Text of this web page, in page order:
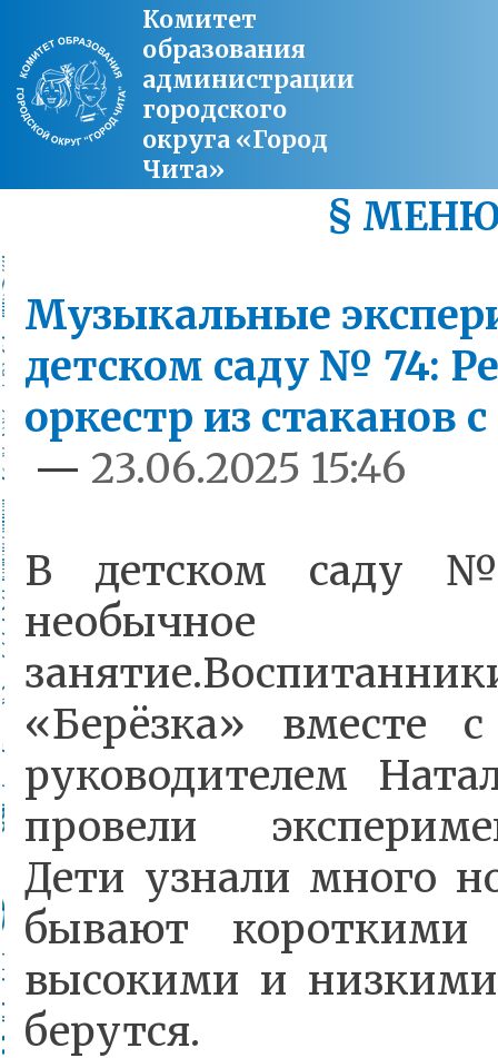
Комитет
образования
администрации
городского
округа «Город
Чита»
§
Музыкальные
детском саду № 74:
оркестр из стаканов
— 23.06.2025 15:46
В детском саду
необычное
«Берёзка» вместе
руководителем
провели
Дети узнали много
бывают
высокими и
берутся.